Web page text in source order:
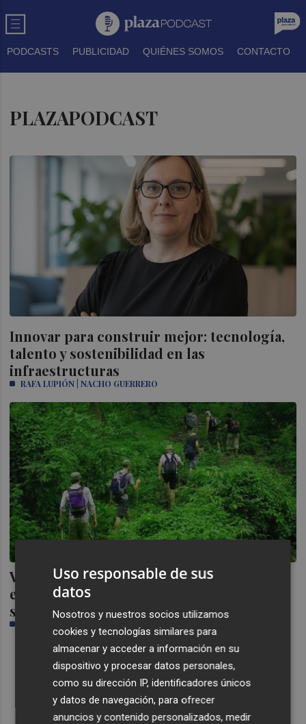
PODCASTS PUBLICIDAD QUIÉNES SOMOS CONTACTO
PLAZAPODCAST
Innovar para construir mejor: tecnología,
talento y sostenibilidad en las
infraestructuras
RAFA LUPIÓN | NACHO GUERRERO
Viajar y proteger el medio ambiente: el
equilibrio que defiende el turismo
sostenible
Lo Más Escuchado
España restablece los controles fronterizos a los
viajeros procedentes de Italia
Uso responsable de sus
datos
Nosotros y nuestros socios utilizamos
cookies y tecnologías similares para
almacenar y acceder a información en su
dispositivo y procesar datos personales,
como su dirección IP, identificadores únicos
y datos de navegación, para ofrecer
anuncios y contenido personalizados, medir